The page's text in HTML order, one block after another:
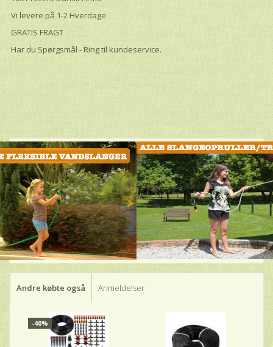
Vi levere på 1-2 Hverdage
GRATIS FRAGT
Har du Spørgsmål - Ring til kundeservice.
Andre købte også Anmeldelser
-40%